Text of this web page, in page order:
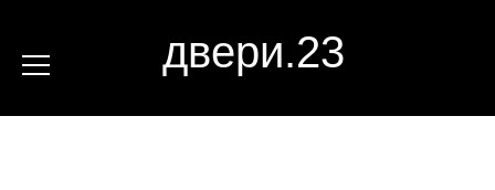
двери.23